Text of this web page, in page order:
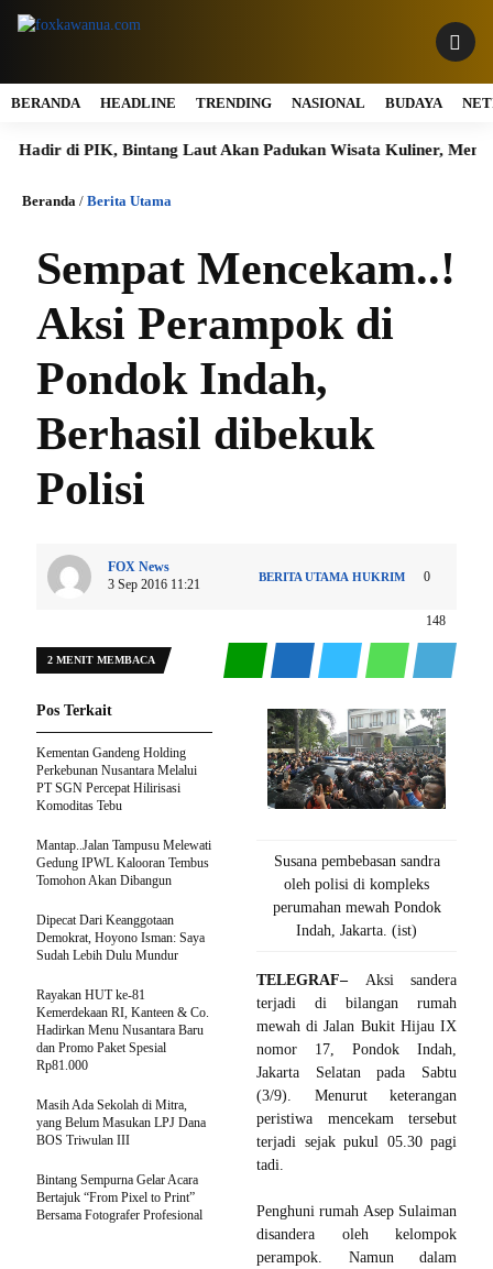
BERANDA HEADLINE TRENDING NASIONAL BUDAYA
di PIK, Bintang Laut Akan Padukan Wisata Kuliner,
Beranda / Berita Utama
Sempat Mencekam..!
Aksi Perampok di
Pondok Indah,
Berhasil dibekuk
Polisi
FOX News
3 Sep 2016 11:21
BERITA UTAMA HUKRIM 0
148
2 MENIT MEMBACA
Susana pembebasan sandra
oleh polisi di kompleks
perumahan mewah Pondok
Indah, Jakarta. (ist)
TELEGRAF– Aksi sandera
terjadi di bilangan rumah
mewah di Jalan Bukit Hijau IX
nomor 17, Pondok Indah,
Jakarta Selatan pada Sabtu
(3/9). Menurut keterangan
peristiwa mencekam tersebut
terjadi sejak pukul 05.30 pagi
tadi.
Penghuni rumah Asep Sulaiman
disandera oleh kelompok
perampok. Namun dalam
Pos Terkait
Kementan Gandeng Holding
Perkebunan Nusantara Melalui
PT SGN Percepat Hilirisasi
Komoditas Tebu
Mantap..Jalan Tampusu Melewati
Gedung IPWL Kalooran Tembus
Tomohon Akan Dibangun
Dipecat Dari Keanggotaan
Demokrat, Hoyono Isman: Saya
Sudah Lebih Dulu Mundur
Rayakan HUT ke-81
Kemerdekaan RI, Kanteen & Co.
Hadirkan Menu Nusantara Baru
dan Promo Paket Spesial
Rp81.000
Masih Ada Sekolah di Mitra,
yang Belum Masukan LPJ Dana
BOS Triwulan III
Bintang Sempurna Gelar Acara
Bertajuk “From Pixel to Print”
Bersama Fotografer Profesional